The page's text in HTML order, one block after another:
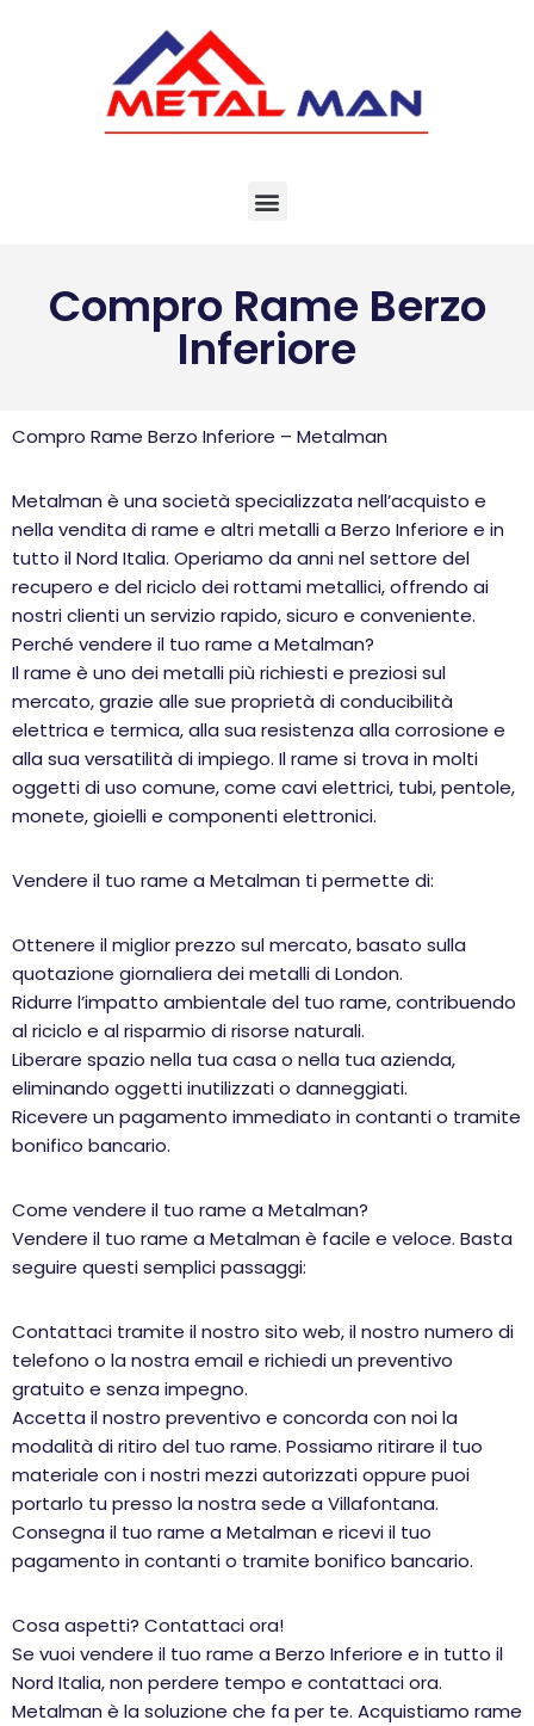
Compro Rame Berzo
Inferiore
Compro Rame Berzo Inferiore – Metalman
Metalman è una società specializzata nell’acquisto e
nella vendita di rame e altri metalli a Berzo Inferiore e in
tutto il Nord Italia. Operiamo da anni nel settore del
recupero e del riciclo dei rottami metallici, offrendo ai
nostri clienti un servizio rapido, sicuro e conveniente.
Perché vendere il tuo rame a Metalman?
Il rame è uno dei metalli più richiesti e preziosi sul
mercato, grazie alle sue proprietà di conducibilità
elettrica e termica, alla sua resistenza alla corrosione e
alla sua versatilità di impiego. Il rame si trova in molti
oggetti di uso comune, come cavi elettrici, tubi, pentole,
monete, gioielli e componenti elettronici.
Vendere il tuo rame a Metalman ti permette di:
Ottenere il miglior prezzo sul mercato, basato sulla
quotazione giornaliera dei metalli di London.
Ridurre l’impatto ambientale del tuo rame, contribuendo
al riciclo e al risparmio di risorse naturali.
Liberare spazio nella tua casa o nella tua azienda,
eliminando oggetti inutilizzati o danneggiati.
Ricevere un pagamento immediato in contanti o tramite
bonifico bancario.
Come vendere il tuo rame a Metalman?
Vendere il tuo rame a Metalman è facile e veloce. Basta
seguire questi semplici passaggi:
Contattaci tramite il nostro sito web, il nostro numero di
telefono o la nostra email e richiedi un preventivo
gratuito e senza impegno.
Accetta il nostro preventivo e concorda con noi la
modalità di ritiro del tuo rame. Possiamo ritirare il tuo
materiale con i nostri mezzi autorizzati oppure puoi
portarlo tu presso la nostra sede a Villafontana.
Consegna il tuo rame a Metalman e ricevi il tuo
pagamento in contanti o tramite bonifico bancario.
Cosa aspetti? Contattaci ora!
Se vuoi vendere il tuo rame a Berzo Inferiore e in tutto il
Nord Italia, non perdere tempo e contattaci ora.
Metalman è la soluzione che fa per te. Acquistiamo rame